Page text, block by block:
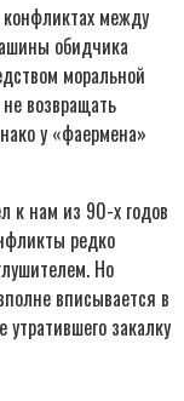
между
обидчика
моральной
возвращать
у «фаермена»
к нам из 90-х годов
редко
Но
вписывается в
закалку